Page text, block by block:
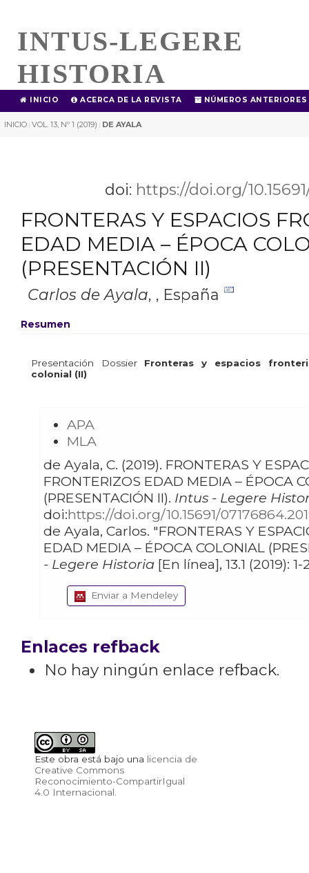
INTUS-LEGERE
HISTORIA
INICIO ACERCA DE LA REVISTA NÚMEROS ANTERIORES
INICIO | VOL. 13, Nº 1 (2019) | DE AYALA
doi: https://doi.org/
FRONTERAS Y ESPACIOS
EDAD MEDIA – ÉPOCA
(PRESENTACIÓN II)
Carlos de Ayala, , España
Resumen
Presentación Dossier Fronteras y espacios
colonial (II)
APA
MLA
de Ayala, C. (2019). FRONTERAS Y ESPACIOS
FRONTERIZOS EDAD MEDIA – ÉPOCA
(PRESENTACIÓN II). Intus - Legere
doi:https://doi.org/10.15691/
de Ayala, Carlos. "FRONTERAS Y ESPACIOS FRONTERIZOS
EDAD MEDIA – ÉPOCA COLONIAL
- Legere Historia
Enviar a Mendeley
Enlaces refback
No hay ningún enlace refback.
Este obra está bajo una licencia de
Creative Commons
Reconocimiento-CompartirIgual
4.0 Internacional.